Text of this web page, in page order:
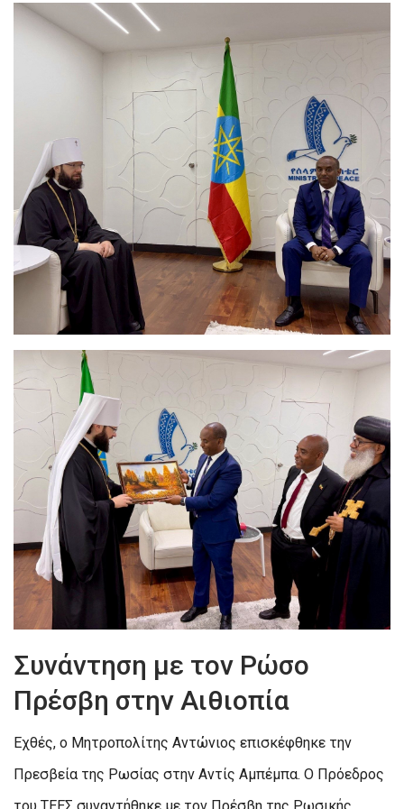
Συνάντηση με τον Ρώσο
Πρέσβη στην Αιθιοπία
Εχθές, ο Μητροπολίτης Αντώνιος επισκέφθηκε την
Πρεσβεία της Ρωσίας στην Αντίς Αμπέμπα. Ο Πρόεδρος